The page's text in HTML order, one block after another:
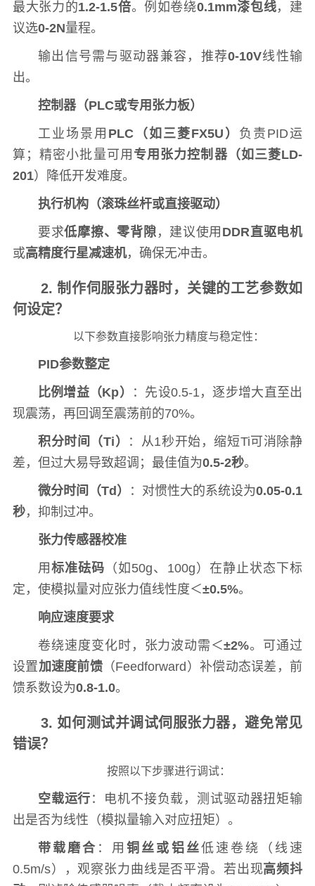
最大张力的1.2-1.5倍。例如卷绕0.1mm漆包线，建
议选0-2N量程。
输出信号需与驱动器兼容，推荐0-10V线性输
出。
控制器（PLC或专用张力板）
工业场景用 PLC（如三菱FX5U） 负责PID运
算；精密小批量可用 专用张力控制器（如三菱LD-
201）降低开发难度。
执行机构（滚珠丝杆或直接驱动）
要求低摩擦、零背隙 ，建议使用 DDR直驱电机
或高精度行星减速机，确保无冲击。
2. 制作伺服张力器时，关键的工艺参数如
何设定？
以下参数直接影响张力精度与稳定性：
PID参数整定
比例增益（Kp）
：先设0.5-1，逐步增大直至出
现震荡，再回调至震荡前的70%。
积分时间（Ti）
：从1秒开始，缩短Ti可消除静
差，但过大易导致超调；最佳值为0.5-2秒。
微分时间（Td）
：对惯性大的系统设为0.05-0.1
秒，抑制过冲。
张力传感器校准
用 标准砝码 （如50g、100g）在静止状态下标
定，使模拟量对应张力值线性度＜±0.5%。
响应速度要求
卷绕速度变化时，张力波动需＜±2%。可通过
设置加速度前馈 （Feedforward）补偿动态误差，前
馈系数设为0.8-1.0。
3. 如何测试并调试伺服张力器，避免常见
错误？
按照以下步骤进行调试：
空载运行 ：电机不接负载，测试驱动器扭矩输
出是否为线性（模拟量输入对应扭矩）。
带载磨合 ：用铜丝或铝丝低速卷绕（线速
0.5m/s），观察张力曲线是否平滑。若出现高频抖